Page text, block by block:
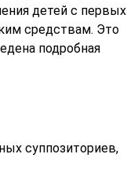
детей с первых
средствам. Это
подробная
суппозиториев,